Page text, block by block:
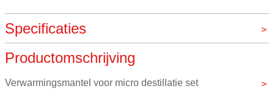
Specificaties
Merk
Productomschrijving
Verwarmingsmantel voor micro destillatie set